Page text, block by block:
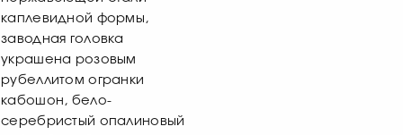
каплевидной формы,
заводная головка
украшена розовым
рубеллитом огранки
кабошон, бело-
серебристый опалиновый